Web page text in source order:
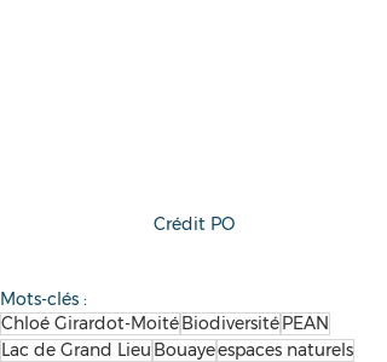
Crédit PO
Mots-clés :
Chloé Girardot-MoitéBiodiversitéPEAN
Lac de Grand Lieu Bouayeespaces naturels